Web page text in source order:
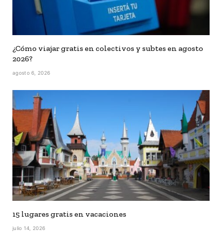
¿Cómo viajar gratis en colectivos y subtes en agosto
2026?
agosto 6, 2026
15 lugares gratis en vacaciones
julio 14, 2026